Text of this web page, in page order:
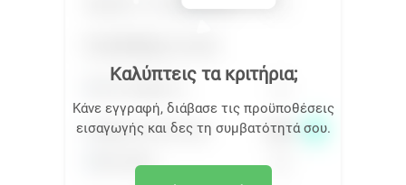
Καλύπτεις τα κριτήρια;
Κάνε εγγραφή, διάβασε τις προϋποθέσεις
εισαγωγής και δες τη συμβατότητά σου.